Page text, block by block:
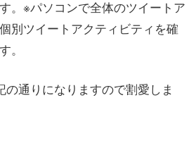
。※パソコンで全体のツイートア
別ツイートアクティビティを確
。
通りになりますので割愛しま